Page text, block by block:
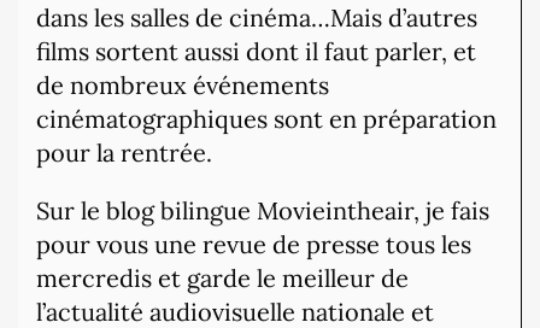
dans les salles de cinéma…Mais d’autres
films sortent aussi dont il faut parler, et
de nombreux événements
cinématographiques sont en préparation
pour la rentrée.
Sur le blog bilingue Movieintheair, je fais
pour vous une revue de presse tous les
mercredis et garde le meilleur de
l’actualité audiovisuelle nationale et